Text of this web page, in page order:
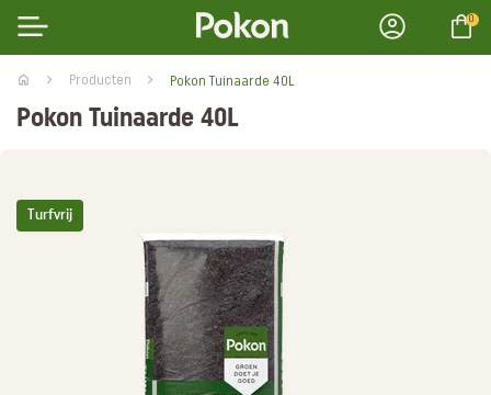
0
Producten Pokon Tuinaarde 40L
Pokon Tuinaarde 40L
Turfvrij